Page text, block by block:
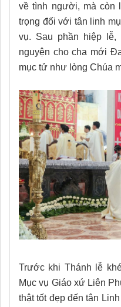
về tình người, mà còn
trọng đối với tân linh
vụ. Sau phần hiệp lễ,
nguyện cho cha mới
mục tử như lòng Chúa
Trước khi Thánh lễ
Mục vụ Giáo xứ Liên
thật tốt đẹp đến tân